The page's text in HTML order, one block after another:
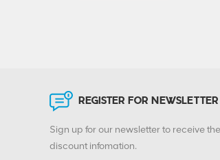
de plástico
REGISTER FOR NEWSLETTER
Sign up for our newsletter to receive
discount infomation.